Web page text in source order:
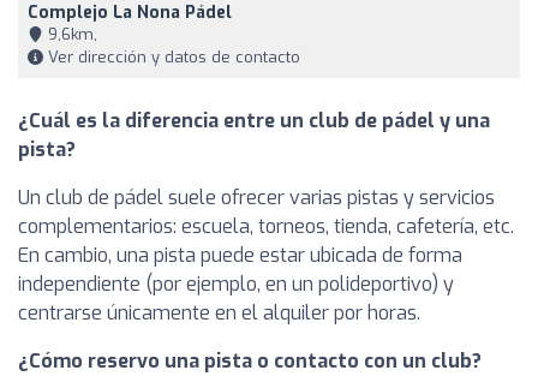
Complejo La Nona Pádel
9,6km,
Ver dirección y datos de contacto
¿Cuál es la diferencia entre un club de pádel y una
pista?
Un club de pádel suele ofrecer varias pistas y servicios
complementarios: escuela, torneos, tienda, cafetería, etc.
En cambio, una pista puede estar ubicada de forma
independiente (por ejemplo, en un polideportivo) y
centrarse únicamente en el alquiler por horas.
¿Cómo reservo una pista o contacto con un club?